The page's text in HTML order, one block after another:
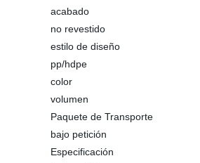
acabado
no revestido
estilo de diseño
pp/hdpe
color
volumen
Paquete de Transporte
bajo petición
Especificación